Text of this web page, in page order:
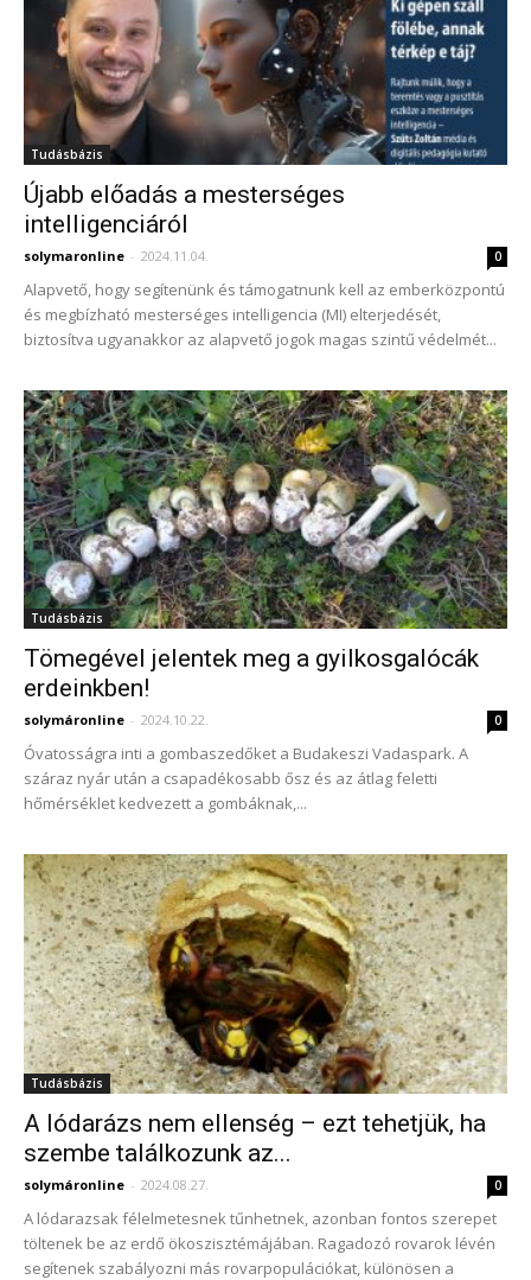
Tudásbázis
Újabb előadás a mesterséges
intelligenciáról
solymaronline - 2024.11.04. 0
Alapvető, hogy segítenünk és támogatnunk kell az emberközpontú
és megbízható mesterséges intelligencia (MI) elterjedését,
biztosítva ugyanakkor az alapvető jogok magas szintű védelmét...
Tudásbázis
Tömegével jelentek meg a gyilkosgalócák
erdeinkben!
solymáronline - 2024.10.22. 0
Óvatosságra inti a gombaszedőket a Budakeszi Vadaspark. A
száraz nyár után a csapadékosabb ősz és az átlag feletti
hőmérséklet kedvezett a gombáknak,...
Tudásbázis
A lódarázs nem ellenség – ezt tehetjük, ha
szembe találkozunk az...
solymáronline - 2024.08.27. 0
A lódarazsak félelmetesnek tűnhetnek, azonban fontos szerepet
töltenek be az erdő ökoszisztémájában. Ragadozó rovarok lévén
segítenek szabályozni más rovarpopulációkat, különösen a